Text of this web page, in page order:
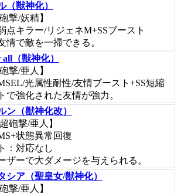
（獣神化）
撃/妖精】
点キラー/リジェネM+SSブースト
情で敵を一掃できる。
（獣神化）
撃/亜人】
光属性耐性/友情ブースト+SS短縮
で強化された友情が強力。
ン（獣神化改）
砲撃/亜人】
状態異常回復
：対応なし
ザーで大ダメージを与えられる。
シア（聖皇女/獣神化）
撃/亜人】